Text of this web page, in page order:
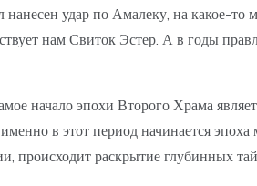
удар по Амалеку, на какое-
нам Свиток Эстер. А в годы
начало эпохи Второго Храма
в этот период начинается эпоха
раскрытие глубинных